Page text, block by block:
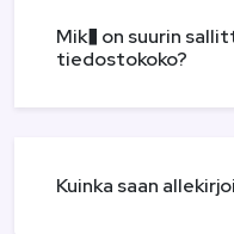
Mik� on suurin
tiedostokoko?
Kuinka saan